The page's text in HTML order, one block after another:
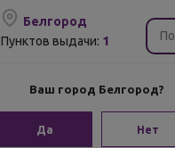
Белгород
Пунктов выдачи: 1
Ваш город Белгород?
Да Нет